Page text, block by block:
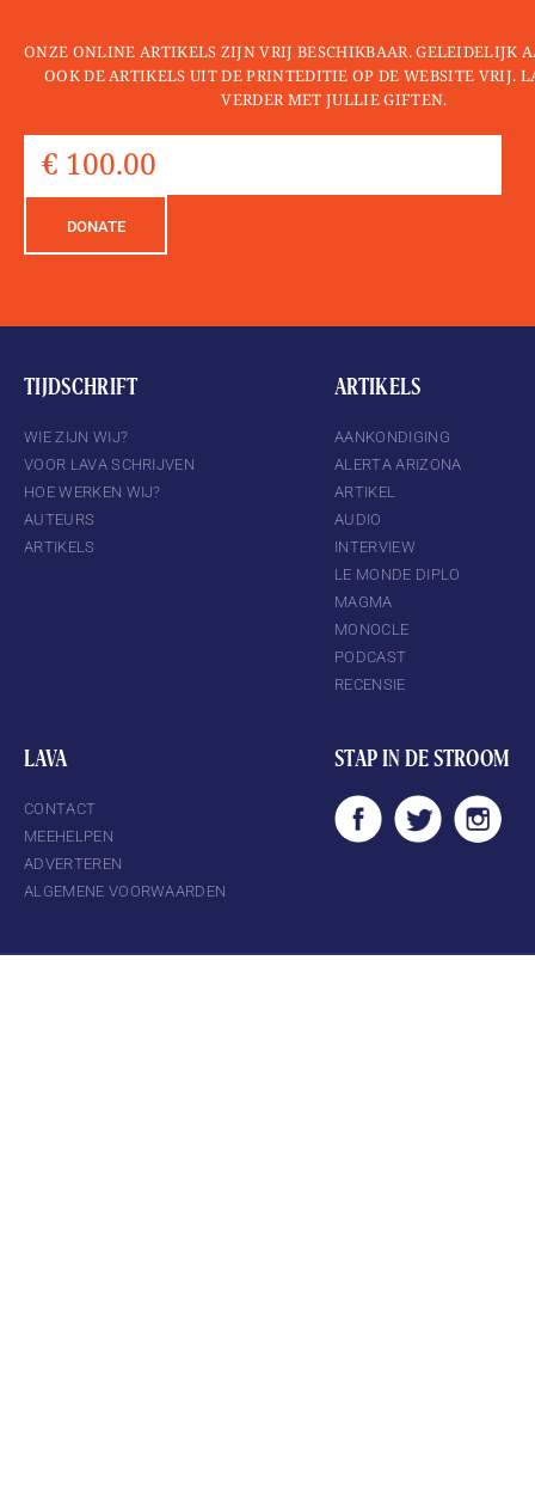
ONZE ONLINE ARTIKELS ZIJN VRIJ BESCHIKBAAR. GELEIDELIJK
OOK DE ARTIKELS UIT DE PRINTEDITIE OP DE WEBSITE VRIJ.
VERDER MET JULLIE GIFTEN.
DONATE
TIJDSCHRIFT
WIE ZIJN WIJ?
VOOR LAVA SCHRIJVEN
HOE WERKEN WIJ?
AUTEURS
ARTIKELS
ARTIKELS
AANKONDIGING
ALERTA ARIZONA
ARTIKEL
AUDIO
INTERVIEW
LE MONDE DIPLO
MAGMA
MONOCLE
PODCAST
RECENSIE
LAVA
CONTACT
MEEHELPEN
ADVERTEREN
ALGEMENE VOORWAARDEN
STAP IN DE STROOM